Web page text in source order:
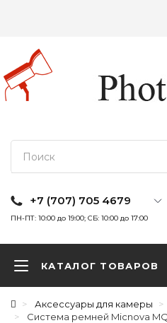
+7 (707) 705 4679
ПН-ПТ: 10:00 до 19:00; СБ: 10:00 до 17:00
КАТАЛОГ ТОВАРОВ
Аксессуары для камеры
Система ремней Micnova